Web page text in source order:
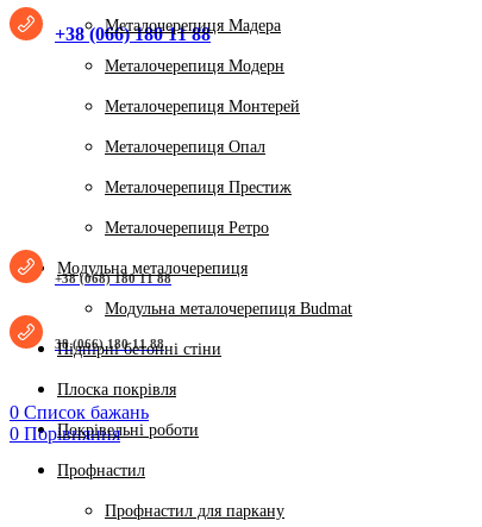
Металочерепиця Мадера
Металочерепиця Модерн
Металочерепиця Монтерей
Металочерепиця Опал
Металочерепиця Престиж
Металочерепиця Ретро
Модульна металочерепиця
Модульна металочерепиця Budmat
Підпірні бетонні стіни
Плоска покрівля
Покрівельні роботи
Профнастил
Профнастил для паркану
+38 (066) 180 11 88
+38 (068) 180 11 88
38 (066) 180 11 88
0 Список бажань
0 Порівняння